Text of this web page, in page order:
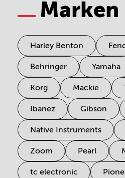
Marken
Harley Benton
Behringer Yamaha
Korg Mackie
Ibanez Gibson
Native Instruments
Zoom Pearl
tc electronic